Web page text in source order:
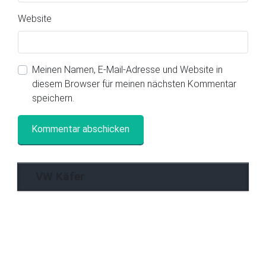
Website
Meinen Namen, E-Mail-Adresse und Website in
diesem Browser für meinen nächsten Kommentar
speichern.